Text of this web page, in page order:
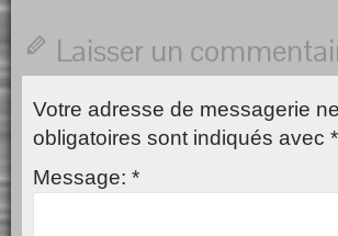
Laisser un
Votre adresse de messagerie
obligatoires sont indiqués avec *
Message: *